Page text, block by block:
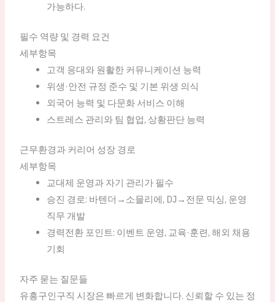
가능하다.
필수 역량 및 경력 요건
세부항목
고객 응대와 원활한 커뮤니케이션 능력
위생·안전 규정 준수 및 기본 위생 의식
외국어 능력 및 다문화 서비스 이해
스트레스 관리와 팀 협업, 상황판단 능력
근무환경과 커리어 성장 경로
세부항목
교대제 운영과 자기 관리가 필수
승진 경로: 바텐더→소믈리에, DJ→전문 믹싱, 운영
직무 개발
경력전환 포인트: 이벤트 운영, 교육·훈련, 해외 채용
기회
자주 묻는 질문들
유흥구인구직 시장은 빠르게 변화합니다. 신뢰할 수 있는 정